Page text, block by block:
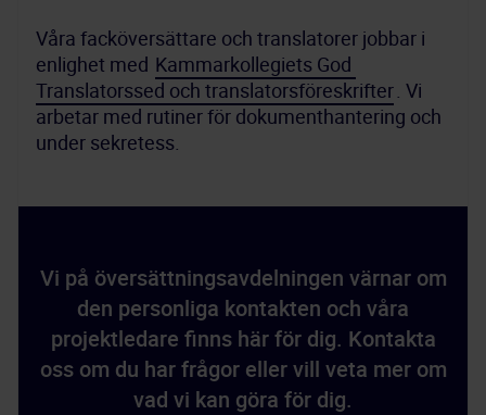
Våra facköversättare och translatorer jobbar i
enlighet med Kammarkollegiets God
Translatorssed och translatorsföreskrifter. Vi
arbetar med rutiner för dokumenthantering och
under sekretess.
Vi på översättningsavdelningen värnar om
den personliga kontakten och våra
projektledare finns här för dig. Kontakta
oss om du har frågor eller vill veta mer om
vad vi kan göra för dig.